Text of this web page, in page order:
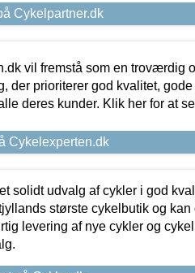
Cykelpartner.dk
vil fremstå som en troværdig
der prioriterer god kvalitet,
deres kunder. Klik her for at
Cykelexperten.dk
solidt udvalg af cykler i god
største cykelbutik og kan
levering af nye cykler og